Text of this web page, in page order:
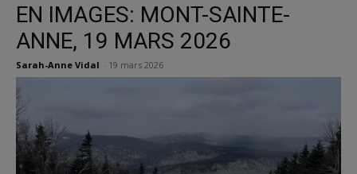
EN IMAGES: MONT-SAINTE-
ANNE, 19 MARS 2026
Sarah-Anne Vidal 19 mars 2026